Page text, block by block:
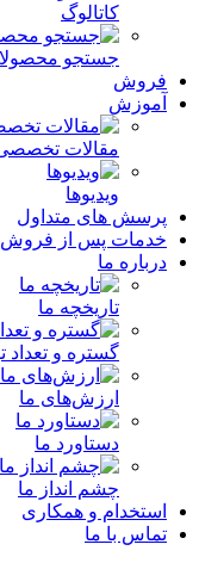
کاتالوگ
جستجو
فروش
آموزش
مقالات
ویدیوها
پرسش های متداول
خدمات پس از فروش
درباره ما
تاریخچه ما
گستره و تعداد
ارزش‌های ما
دستاورد ما
چشم انداز ما
استخدام و همکاری
تماس با ما